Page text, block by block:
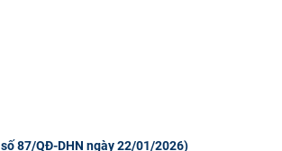
87/QĐ-DHN ngày 22/01/2026)